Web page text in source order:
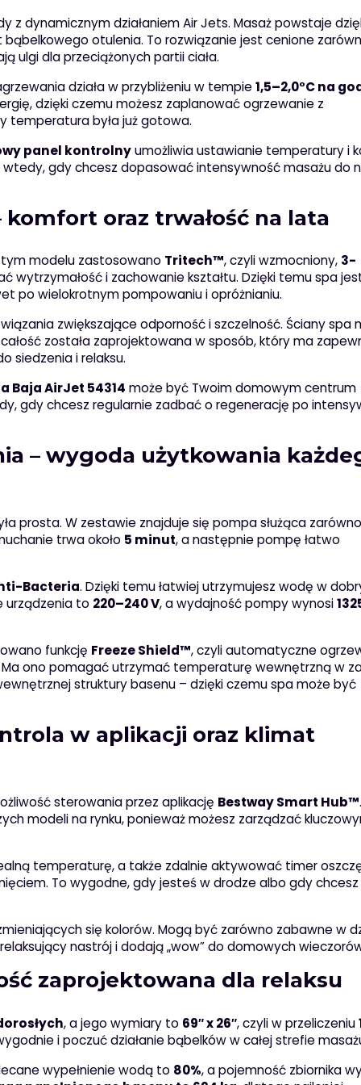
z dynamicznym działaniem Air Jets. Masaż powstaje
otulenia. To rozwiązanie jest cenione
ulgi dla przeciążonych partii ciała.
działa w przybliżeniu w tempie1,5–2,0°C na
dzięki czemu możesz zaplanować ogrzewanie z
temperatura była już gotowa.
panel kontrolnyumożliwia ustawianie temperatury i
gdy chcesz dopasować intensywność masażu do
oraz trwałość na lata
tym modelu zastosowano Tritech™, czyli wzmocniony, 3-
wytrzymałość i zachowanie kształtu. Dzięki temu spa
po wielokrotnym pompowaniu i opróżnianiu.
zwiększające odporność i szczelność. Ściany spa
została zaprojektowana w sposób, który ma
siedzenia i relaksu.
Baja AirJet 54314 może być Twoim domowym centrum
gdy chcesz regularnie zadbać o regenerację po
– wygoda użytkowania
prosta. W zestawie znajduje się pompa służąca
trwa około 5 minut, a następnie pompę łatwo
Bacteria. Dzięki temu łatwiej utrzymujesz wodę w
urządzenia to 220–240 V, a wydajność pompy wynosi
funkcję Freeze Shield™, czyli automatyczne
ono pomagać utrzymać temperaturę wewnętrzną w
struktury basenu – dzięki czemu spa może być
w aplikacji oraz klimat
sterowania przez aplikację Bestway Smart Hub™
modeli na rynku, ponieważ możesz zarządzać
temperaturę, a także zdalnie aktywować timer
To wygodne, gdy jesteś w drodze albo gdy chcesz
się kolorów. Mogą być zarówno zabawne w
nastrój i dodają „wow” do domowych
zaprojektowana dla relaksu
, a jego wymiary to 69″ x 26″, czyli w przeliczeniu
i poczuć działanie bąbelków w całej strefie
wypełnienie wodą to 80%, a pojemność zbiornika